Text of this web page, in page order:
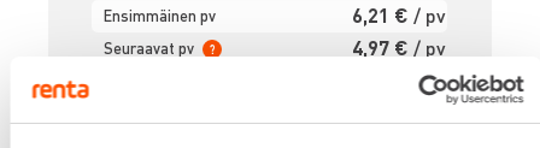
Ensimmäinen pv 6,21 € / pv
Seuraavat pv ? 4,97 € / pv
/ kk